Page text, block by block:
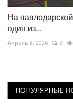
На
один из...
Апрель 8, 2026 0
ПОПУЛЯРНЫЕ